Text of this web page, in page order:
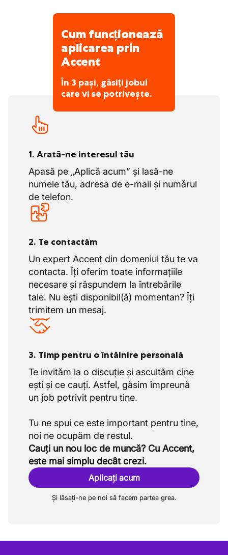
Cum funcționează
aplicarea prin
Accent
În 3 pași, găsiți jobul
care vi se potrivește.
1. Arată-ne interesul tău
Apasă pe „Aplică acum” și lasă-ne
numele tău, adresa de e-mail și numărul
de telefon.
2. Te contactăm
Un expert Accent din domeniul tău te va
contacta. Îți oferim toate informațiile
necesare și răspundem la întrebările
tale. Nu ești disponibil(ă) momentan? Îți
trimitem un mesaj.
3. Timp pentru o întâlnire personală
Te invităm la o discuție și ascultăm cine
ești și ce cauți. Astfel, găsim împreună
un job potrivit pentru tine.
Tu ne spui ce este important pentru tine,
Cauți un nou loc de muncă? Cu Accent,
este mai simplu decât crezi.
Aplicați acum
Și lăsați-ne pe noi să facem partea grea.